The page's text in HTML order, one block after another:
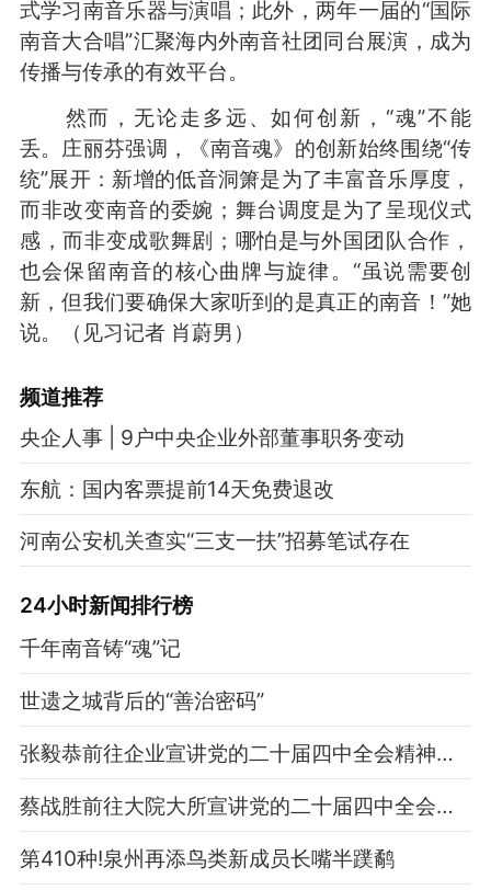
式学习南音乐器与演唱；此外，两年一届的“国际
南音大合唱”汇聚海内外南音社团同台展演，成为
传播与传承的有效平台。
然而，无论走多远、如何创新，“魂”不能
丢。庄丽芬强调，《南音魂》的创新始终围绕“传
统”展开：新增的低音洞箫是为了丰富音乐厚度，
而非改变南音的委婉；舞台调度是为了呈现仪式
感，而非变成歌舞剧；哪怕是与外国团队合作，
也会保留南音的核心曲牌与旋律。“虽说需要创
新，但我们要确保大家听到的是真正的南音！”她
说。（见习记者 肖蔚男）
频道推荐
央企人事 | 9户中央企业外部董事职务变动
东航：国内客票提前14天免费退改
河南公安机关查实“三支一扶”招募笔试存在
24小时新闻排行榜
千年南音铸“魂”记
世遗之城背后的“善治密码”
张毅恭前往企业宣讲党的二十届四中全会精神并调研
蔡战胜前往大院大所宣讲党的二十届四中全会精神并调研
第410种!泉州再添鸟类新成员长嘴半蹼鹬